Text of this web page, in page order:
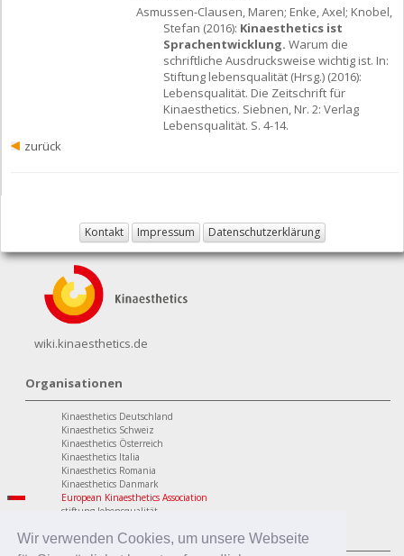
Wir verwenden Cookies, um unsere Webseite
Asmussen-Clausen, Maren; Enke, Axel; Knobel,
Stefan (2016): Kinaesthetics ist
Sprachentwicklung. Warum die
schriftliche Ausdrucksweise wichtig ist. In:
Stiftung lebensqualität (Hrsg.) (2016):
Lebensqualität. Die Zeitschrift für
Kinaesthetics. Siebnen, Nr. 2: Verlag
Lebensqualität. S. 4-14.
zurück
Kontakt Impressum Datenschutzerklärung
wiki.kinaesthetics.de
Organisationen
Kinaesthetics Deutschland
Kinaesthetics Schweiz
Kinaesthetics Österreich
Kinaesthetics Italia
Kinaesthetics Romania
Kinaesthetics Danmark
European Kinaesthetics Association
stiftung lebensqualität
Programme